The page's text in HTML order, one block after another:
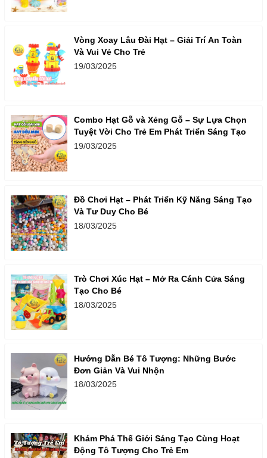
Vòng Xoay Lâu Đài Hạt – Giải Trí An Toàn
Và Vui Vẻ Cho Trẻ
19/03/2025
Combo Hạt Gỗ và Xẻng Gỗ – Sự Lựa Chọn
Tuyệt Vời Cho Trẻ Em Phát Triển Sáng Tạo
19/03/2025
Đồ Chơi Hạt – Phát Triển Kỹ Năng Sáng Tạo
Và Tư Duy Cho Bé
18/03/2025
Trò Chơi Xúc Hạt – Mở Ra Cánh Cửa Sáng
Tạo Cho Bé
18/03/2025
Hướng Dẫn Bé Tô Tượng: Những Bước
Đơn Giản Và Vui Nhộn
18/03/2025
Khám Phá Thế Giới Sáng Tạo Cùng Hoạt
Động Tô Tượng Cho Trẻ Em